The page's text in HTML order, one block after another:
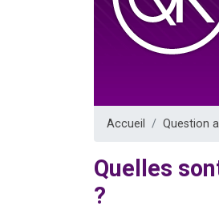
Accueil Question
Quelles
?